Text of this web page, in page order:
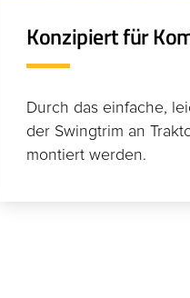
Konzipiert für
Durch das einfache,
der Swingtrim an
montiert werden.